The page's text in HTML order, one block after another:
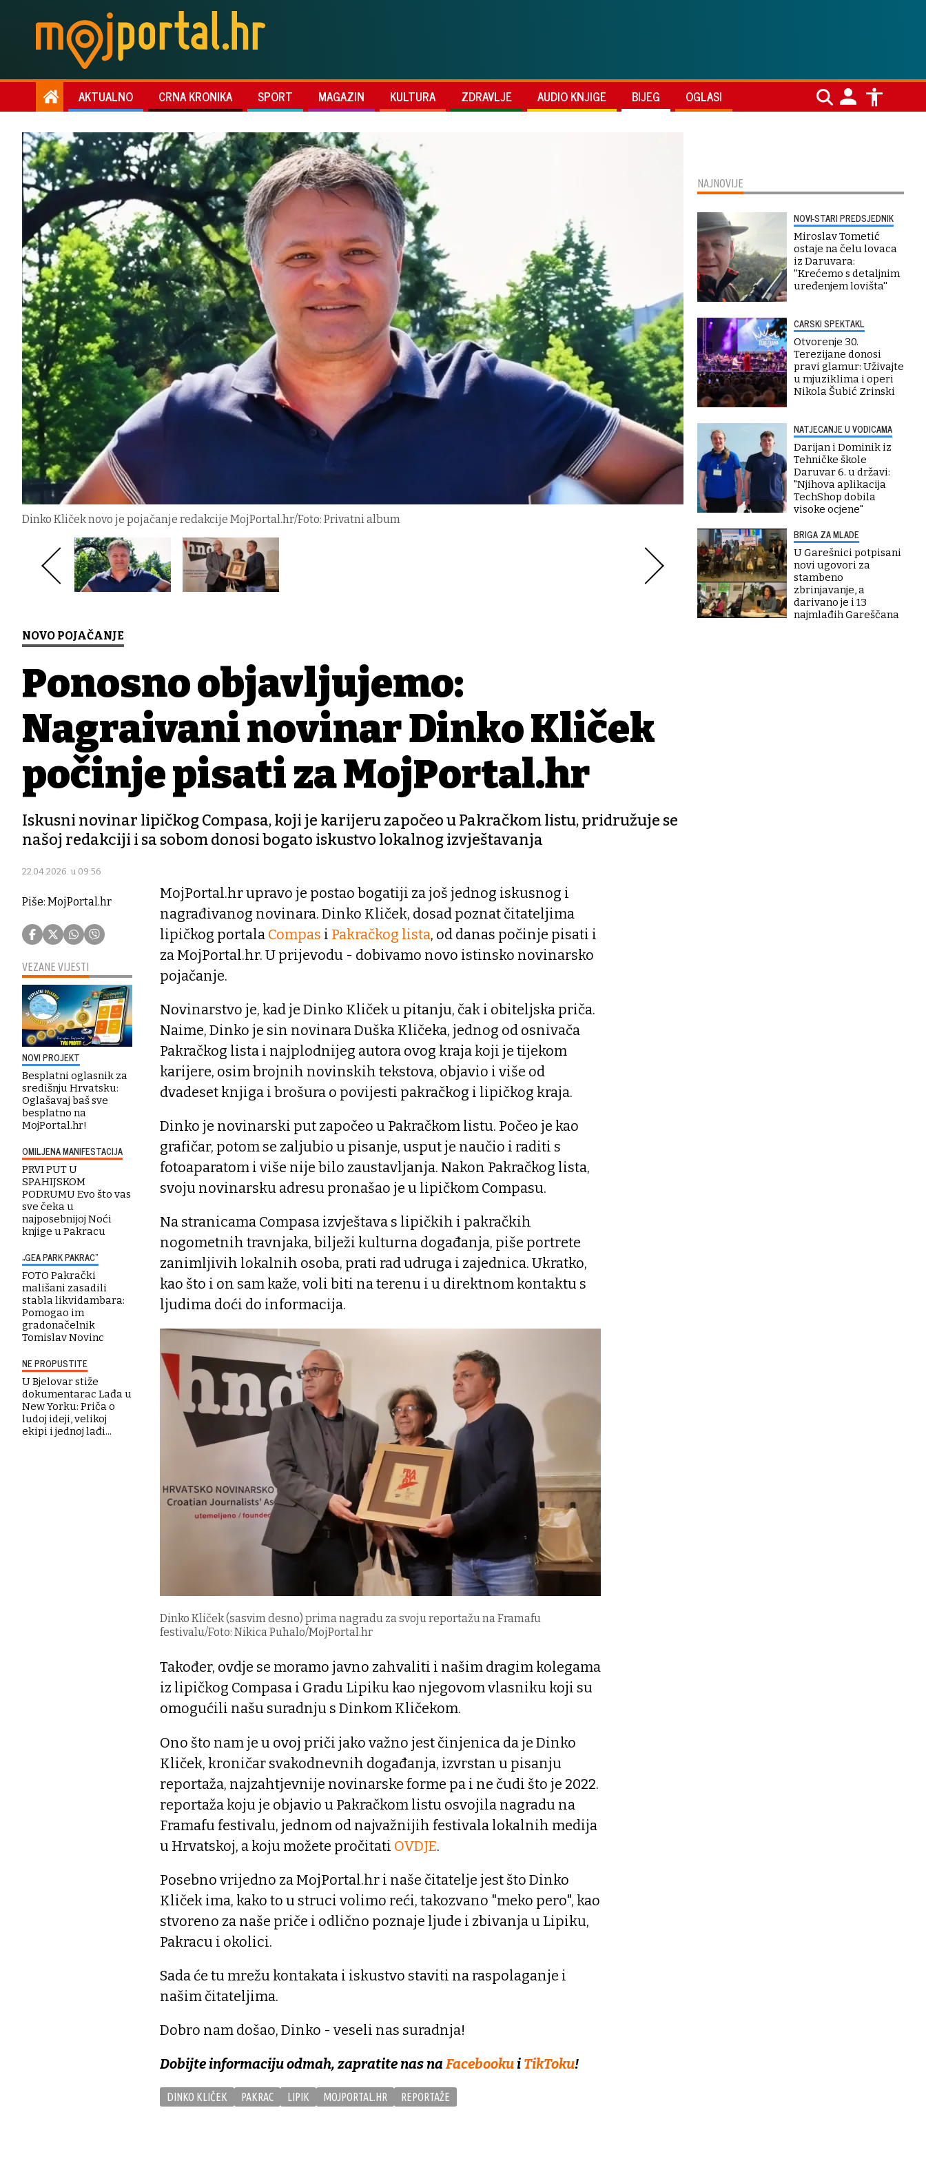
AKTUALNO CRNA KRONIKA SPORT MAGAZIN KULTURA ZDRAVLJE AUDIO KNJIGE BIJEG OGLASI
Dinko Kliček novo je pojačanje redakcije MojPortal.hr/Foto: Privatni album
NOVO POJAČANJE
Ponosno objavljujemo:
Nagrađivani novinar Dinko Kliček
počinje pisati za MojPortal.hr
Iskusni novinar lipičkog Compasa, koji je karijeru započeo u Pakračkom listu, pridružuje se
našoj redakciji i sa sobom donosi bogato iskustvo lokalnog izvještavanja
22.04.2026. u 09:56
Piše: MojPortal.hr
VEZANE VIJESTI
NOVI PROJEKT
Besplatni oglasnik za
središnju Hrvatsku:
Oglašavaj baš sve
besplatno na
MojPortal.hr!
OMILJENA MANIFESTACIJA
PRVI PUT U
SPAHIJSKOM
PODRUMU Evo što vas
sve čeka u
najposebnijoj Noći
knjige u Pakracu
„GEA PARK PAKRAC“
FOTO Pakrački
mališani zasadili
stabla likvidambara:
Pomogao im
gradonačelnik
Tomislav Novinc
NE PROPUSTITE
U Bjelovar stiže
dokumentarac Lađa u
New Yorku: Priča o
ludoj ideji, velikoj
ekipi i jednoj lađi...
MojPortal.hr upravo je postao bogatiji za još jednog iskusnog i
nagrađivanog novinara. Dinko Kliček, dosad poznat čitateljima
lipičkog portala Compas i Pakračkog lista, od danas počinje pisati i
za MojPortal.hr. U prijevodu - dobivamo novo istinsko novinarsko
pojačanje.
Novinarstvo je, kad je Dinko Kliček u pitanju, čak i obiteljska priča.
Naime, Dinko je sin novinara Duška Kličeka, jednog od osnivača
Pakračkog lista i najplodnijeg autora ovog kraja koji je tijekom
karijere, osim brojnih novinskih tekstova, objavio i više od
dvadeset knjiga i brošura o povijesti pakračkog i lipičkog kraja.
Dinko je novinarski put započeo u Pakračkom listu. Počeo je kao
grafičar, potom se zaljubio u pisanje, usput je naučio i raditi s
fotoaparatom i više nije bilo zaustavljanja. Nakon Pakračkog lista,
svoju novinarsku adresu pronašao je u lipičkom Compasu.
Na stranicama Compasa izvještava s lipičkih i pakračkih
nogometnih travnjaka, bilježi kulturna događanja, piše portrete
zanimljivih lokalnih osoba, prati rad udruga i zajednica. Ukratko,
kao što i on sam kaže, voli biti na terenu i u direktnom kontaktu s
ljudima doći do informacija.
Dinko Kliček (sasvim desno) prima nagradu za svoju reportažu na Framafu
festivalu/Foto: Nikica Puhalo/MojPortal.hr
Također, ovdje se moramo javno zahvaliti i našim dragim kolegama
iz lipičkog Compasa i Gradu Lipiku kao njegovom vlasniku koji su
omogućili našu suradnju s Dinkom Kličekom.
Ono što nam je u ovoj priči jako važno jest činjenica da je Dinko
Kliček, kroničar svakodnevnih događanja, izvrstan u pisanju
reportaža, najzahtjevnije novinarske forme pa i ne čudi što je 2022.
reportaža koju je objavio u Pakračkom listu osvojila nagradu na
Framafu festivalu, jednom od najvažnijih festivala lokalnih medija
u Hrvatskoj, a koju možete pročitati OVDJE.
Posebno vrijedno za MojPortal.hr i naše čitatelje jest što Dinko
Kliček ima, kako to u struci volimo reći, takozvano "meko pero", kao
stvoreno za naše priče i odlično poznaje ljude i zbivanja u Lipiku,
Pakracu i okolici.
Sada će tu mrežu kontakata i iskustvo staviti na raspolaganje i
našim čitateljima.
Dobro nam došao, Dinko - veseli nas suradnja!
Dobijte informaciju odmah, zapratite nas na Facebooku i TikToku!
DINKO KLIČEK PAKRAC LIPIK MOJPORTAL.HR REPORTAŽE
NAJNOVIJE
NOVI-STARI PREDSJEDNIK
Miroslav Tometić
ostaje na čelu lovaca
iz Daruvara:
''Krećemo s detaljnim
uređenjem lovišta''
CARSKI SPEKTAKL
Otvorenje 30.
Terezijane donosi
pravi glamur: Uživajte
u mjuziklima i operi
Nikola Šubić Zrinski
NATJECANJE U VODICAMA
Darijan i Dominik iz
Tehničke škole
Daruvar 6. u državi:
"Njihova aplikacija
TechShop dobila
visoke ocjene"
BRIGA ZA MLADE
U Garešnici potpisani
novi ugovori za
stambeno
zbrinjavanje, a
darivano je i 13
najmlađih Gareščana